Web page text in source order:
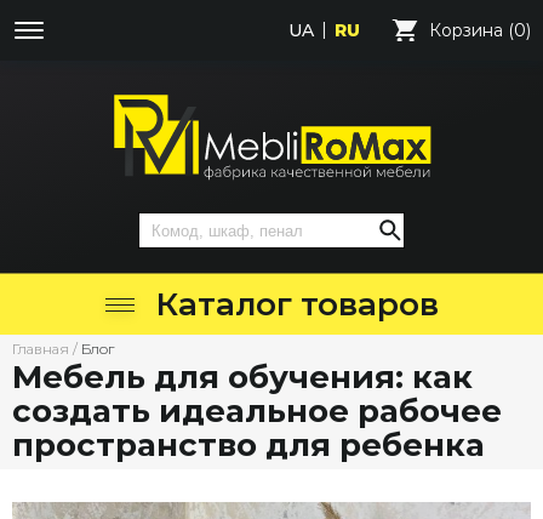
UA RU Корзина (0)
Каталог товаров
Главная / Блог
Мебель для обучения: как
создать идеальное рабочее
пространство для ребенка